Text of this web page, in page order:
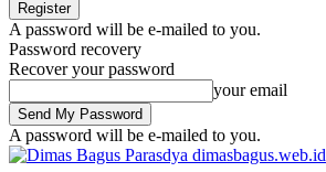
A password will be e-mailed to you.
Password recovery
Recover your password
your email
A password will be e-mailed to you.
dimasbagus.web.id